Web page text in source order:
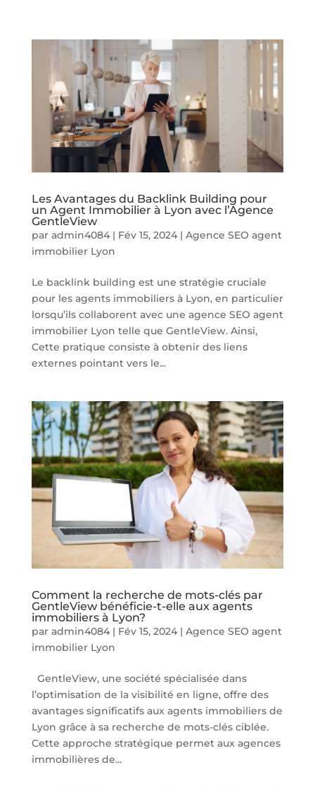
Les Avantages du Backlink Building pour
un Agent Immobilier à Lyon avec l’Agence
GentleView
par admin4084| Fév 15, 2024| Agence SEO agent
immobilier Lyon
Le backlink building est une stratégie cruciale
pour les agents immobiliers à Lyon, en particulier
lorsqu’ils collaborent avec une agence SEO agent
immobilier Lyon telle que GentleView. Ainsi,
Cette pratique consiste à obtenir des liens
externes pointant vers le...
Comment la recherche de mots-clés par
GentleView bénéficie-t-elle aux agents
immobiliers à Lyon?
par admin4084| Fév 15, 2024| Agence SEO agent
immobilier Lyon
GentleView, une société spécialisée dans
l’optimisation de la visibilité en ligne, offre des
avantages significatifs aux agents immobiliers de
Lyon grâce à sa recherche de mots-clés ciblée.
Cette approche stratégique permet aux agences
immobilières de...